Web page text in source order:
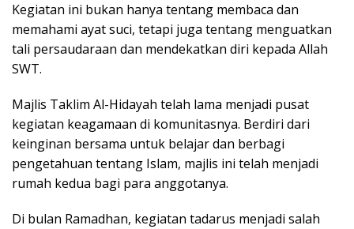
Kegiatan ini bukan hanya tentang membaca dan
memahami ayat suci, tetapi juga tentang menguatkan
tali persaudaraan dan mendekatkan diri kepada Allah
SWT.
Majlis Taklim Al-Hidayah telah lama menjadi pusat
kegiatan keagamaan di komunitasnya. Berdiri dari
keinginan bersama untuk belajar dan berbagi
pengetahuan tentang Islam, majlis ini telah menjadi
rumah kedua bagi para anggotanya.
Di bulan Ramadhan, kegiatan tadarus menjadi salah